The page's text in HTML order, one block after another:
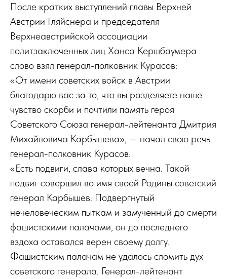
После кратких выступлений главы Верхней
Австрии Гляйснера и председателя
Верхнеавстрийской ассоциации
политзаключенных лиц Ханса Кершбаумера
слово взял генерал-полковник Курасов:
«От имени советских войск в Австрии
благодарю вас за то, что вы разделяете наше
чувство скорби и почтили память героя
Советского Союза генерал-лейтенанта Дмитрия
Михайловича Карбышева», — начал свою речь
генерал-полковник Курасов.
«Есть подвиги, слава которых вечна. Такой
подвиг совершил во имя своей Родины советский
генерал Карбышев. Подвергнутый
нечеловеческим пыткам и замученный до смерти
фашистскими палачами, он до последнего
вздоха оставался верен своему долгу.
Фашистским палачам не удалось сломить дух
советского генерала. Генерал-лейтенант